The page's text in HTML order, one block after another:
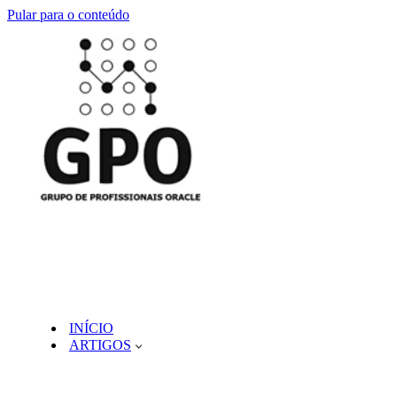
Pular para o conteúdo
INÍCIO
ARTIGOS